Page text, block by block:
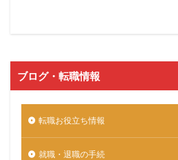
ブログ・転職情報
転職お役立ち情報
就職・退職の手続